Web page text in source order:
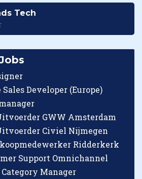
Tech
Sales Developer (Europe)
GWW Amsterdam
Civiel Nijmegen
Ridderkerk
Support Omnichannel
Manager